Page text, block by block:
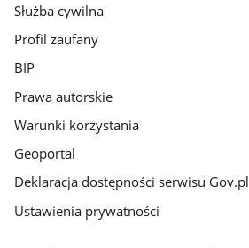
Służba cywilna
Profil zaufany
BIP
Prawa autorskie
Warunki korzystania
Geoportal
Deklaracja dostępności serwisu Gov.pl
Ustawienia prywatności